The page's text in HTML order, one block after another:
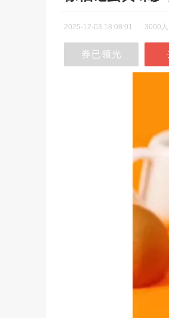
2025-12-03 18:08:01 3000
券已领光